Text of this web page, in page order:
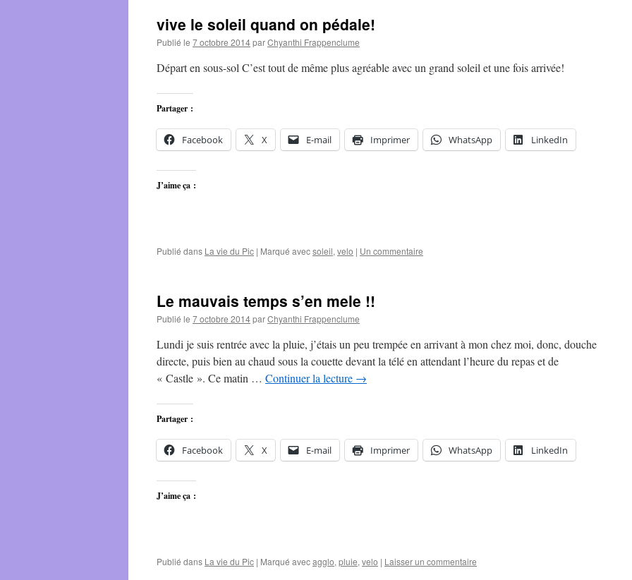
vive le soleil quand on pédale!
Publié le 7 octobre 2014parChyanthi Frappenclume
Départ en sous-sol C’est tout de même plus agréable avec un grand soleil et une fois arrivée!
Partager :
Facebook X E-mail Imprimer WhatsApp LinkedIn
J’aime ça :
Publié dans La vie du Pic | Marqué avecsoleil, velo | Un commentaire
Le mauvais temps s’en mele !!
Publié le 7 octobre 2014parChyanthi Frappenclume
Lundi je suis rentrée avec la pluie, j’étais un peu trempée en arrivant à mon chez moi, donc, douche
directe, puis bien au chaud sous la couette devant la télé en attendant l’heure du repas et de
« Castle ». Ce matin … Continuer la lecture →
Partager :
Facebook X E-mail Imprimer WhatsApp LinkedIn
J’aime ça :
Publié dans La vie du Pic | Marqué avecagglo, pluie, velo | Laisser un commentaire